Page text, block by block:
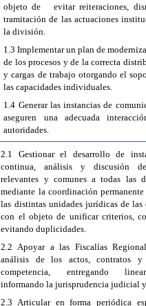
objeto de
evitar reiteraciones,
tramitación de las actuaciones
la división.
1.3 Implementar un plan de
de los procesos y de la correcta
y cargas de trabajo otorgando el
las capacidades individuales.
1.4 Generar las instancias de
aseguren una adecuada
autoridades.
2.1 Gestionar el desarrollo de
continua, análisis y discusión
relevantes y comunes a todas las
mediante la coordinación
las distintas unidades jurídicas de las
con el objeto de unificar criterios,
evitando duplicidades.
2.2 Apoyar a las Fiscalías
análisis de los actos, contratos y
competencia, entregando
informando la jurisprudencia judicial
2.3 Articular en forma periódica